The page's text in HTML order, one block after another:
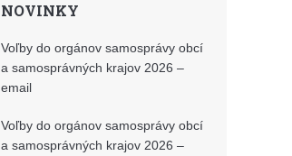
NOVINKY
Voľby do orgánov samosprávy obcí
a samosprávných krajov 2026 –
email
Voľby do orgánov samosprávy obcí
a samosprávných krajov 2026 –